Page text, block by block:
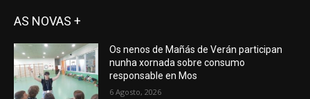
AS NOVAS +
Os nenos de Mañás de Verán participan
nunha xornada sobre consumo
responsable en Mos
6 Agosto, 2026